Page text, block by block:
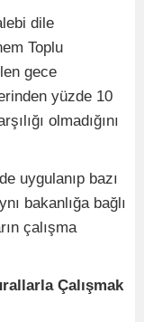
dile
Toplu
gece
yüzde 10
olmadığını
uygulanıp bazı
bakanlığa bağlı
çalışma
Çalışmak